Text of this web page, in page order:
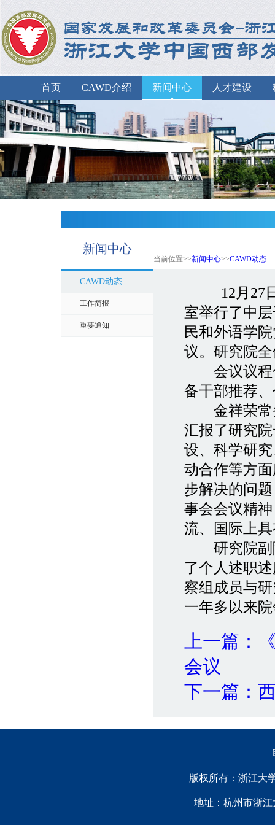
首页 CAWD介绍 新闻中心 人才建设
新闻中心
当前位置>>新闻中心>>CAWD动态
CAWD动态
工作简报
重要通知
12月27
室举行了中
民和外语学
议。研究院
会议议程包
备干部推荐
金祥荣常务
汇报了研究
设、科学研
动合作等方
步解决的问
事会会议精
流、国际上
研究院副院
了个人述职
察组成员与
一年多以来
上一篇：
会议
下一篇：
版权所有：浙江大
地址：杭州市浙江